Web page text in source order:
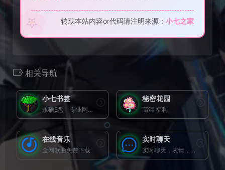
🌸 转载本站内容or代码请注明来源： 小七之家
相关导航
小七书签
永硕E盘 专业网络硬盘 －－数据存储、交流平台,可以保存您的文件、网址、记事等。以便随时随地调用或与朋友、同事分享
秘密花园
高清 福利
在线音乐
全网歌曲免费下载
实时聊天
实时聊天，表情，图片，视频都可以随时上传